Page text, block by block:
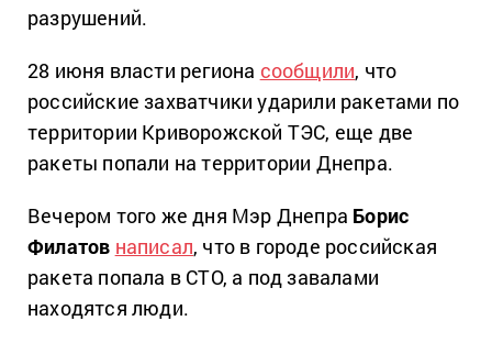
разрушений.
28 июня власти региона сообщили, что
российские захватчики ударили ракетами по
территории Криворожской ТЭС, еще две
ракеты попали на территории Днепра.
Вечером того же дня Мэр Днепра Борис
Филатов написал, что в городе российская
ракета попала в СТО, а под завалами
находятся люди.